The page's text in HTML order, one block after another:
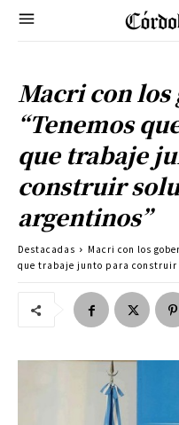
Macri con
“Tenemos
que trabaje
construir
argentinos”
Destacadas
Macri con los
que trabaje junto para